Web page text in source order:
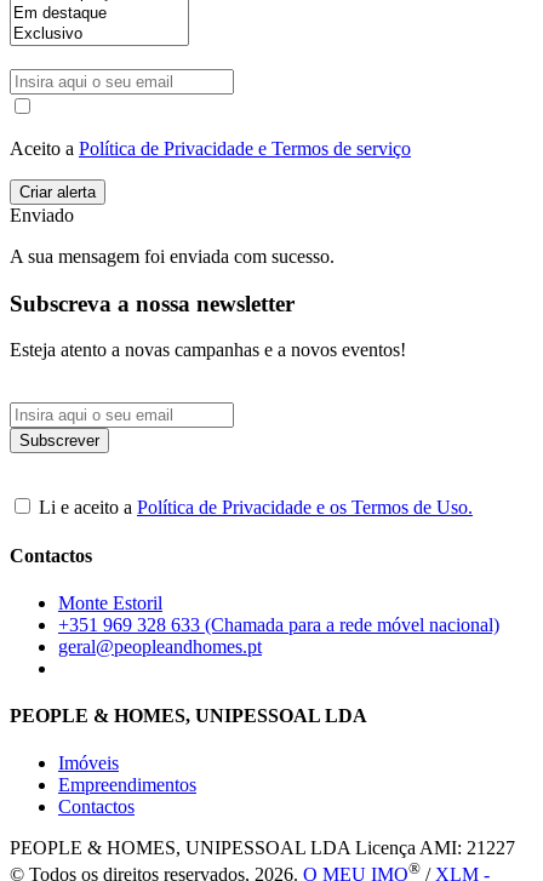
Aceito a Política de Privacidade e Termos de serviço
Enviado
A sua mensagem foi enviada com sucesso.
Subscreva a nossa newsletter
Esteja atento a novas campanhas e a novos eventos!
Li e aceito a Política de Privacidade e os Termos de Uso.
Contactos
Monte Estoril
+351 969 328 633 (Chamada para a rede móvel nacional)
geral@peopleandhomes.pt
PEOPLE & HOMES, UNIPESSOAL LDA
Imóveis
Empreendimentos
Contactos
PEOPLE & HOMES, UNIPESSOAL LDA Licença AMI: 21227
© Todos os direitos reservados, 2026. O MEU IMO® /XLM -